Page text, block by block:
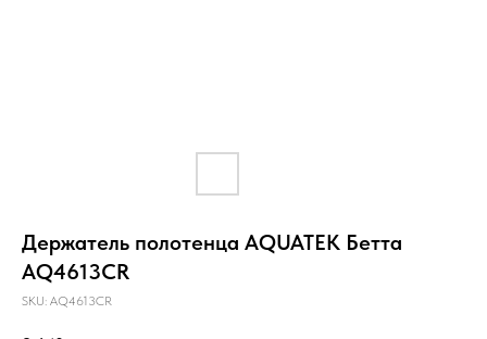
Держатель полотенца AQUATEK Бетта
AQ4613CR
SKU: AQ4613CR